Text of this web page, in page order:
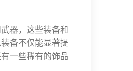
器，这些装备和
备不仅能显著提
一些稀有的饰品